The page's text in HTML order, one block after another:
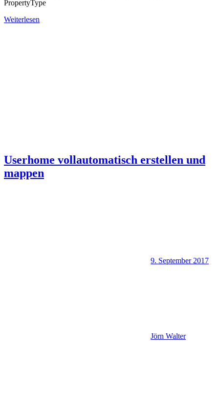
PropertyType
Weiterlesen
Userhome vollautomatisch erstellen und
mappen
9. September 2017
Jörn Walter